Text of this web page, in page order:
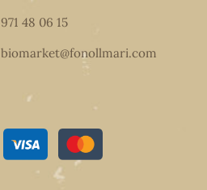
971 48 06 15
biomarket@fonollmari.com